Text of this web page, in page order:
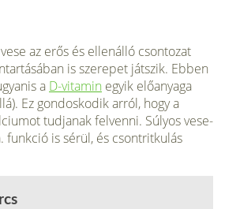
az erős és ellenálló csontozat
is szerepet játszik. Ebben
a D-vitamin egyik előanyaga
Ez gondoskodik arról, hogy a
tudjanak felvenni. Súlyos vese­
funkció is sérül, és csontritkulás